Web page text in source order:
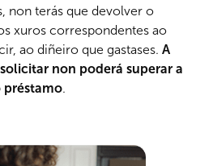
non terás que devolver o
xuros correspondentes ao
ao diñeiro que gastases. A
non poderá superar a
préstamo.